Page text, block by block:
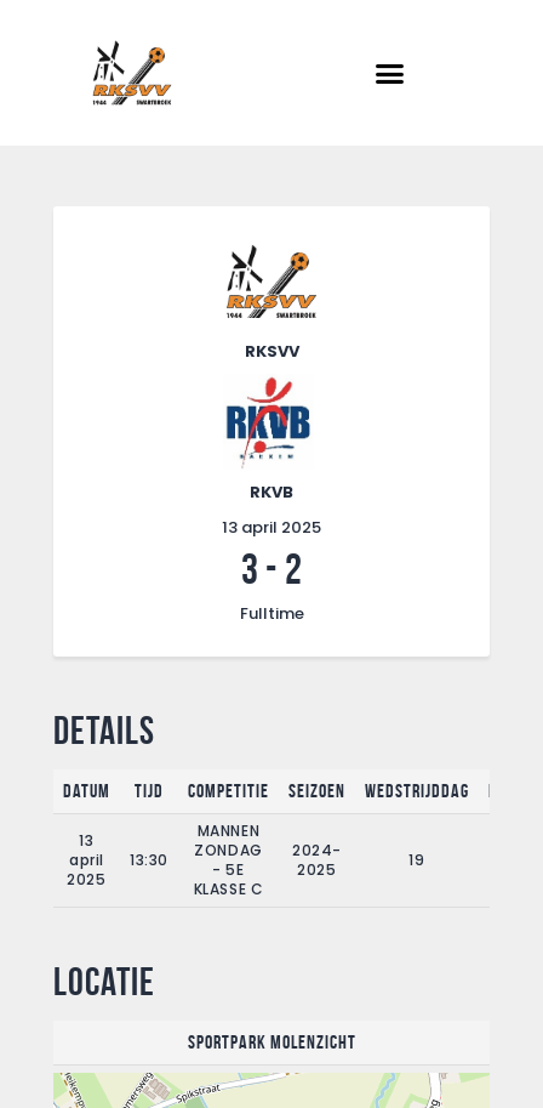
Evenementen
Foto album
RKSVV
RKVB
13 april 2025
3 - 2
Fulltime
Details
Datum Tijd Competitie Seizoen Wedstrijddag
13
april
2025
13:30
MANNEN
ZONDAG
- 5E
KLASSE C
2024-
2025
19
Locatie
Sportpark Molenzicht